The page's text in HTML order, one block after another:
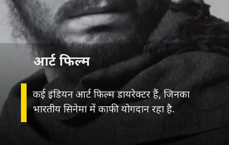
कई इंडियन आर्ट फिल्म डायरेक्टर हैं, जिनका
भारतीय सिनेमा में काफी योगदान रहा है.
आर्ट फिल्म